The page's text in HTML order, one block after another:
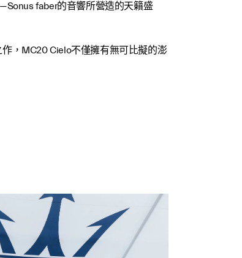
faber的音響所營造的天籟盛
，MC20 Cielo不僅擁有無可比擬的澎